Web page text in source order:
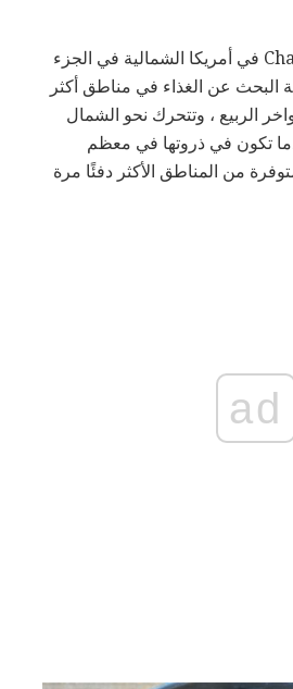
تم العثور على Chanterelles في أمريكا الشمالية في الجزء
البحث عن الغذاء في مناطق أكثر
الربيع ، وتتحرك نحو الشمال
تكون في ذروتها في معظم
من المناطق الأكثر دفئًا مرة
ad